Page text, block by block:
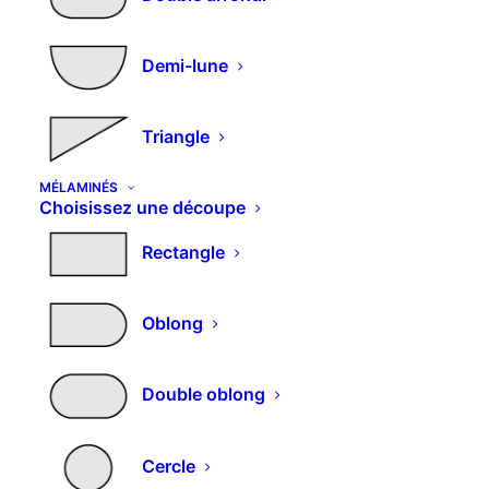
Demi-lune
Triangle
MÉLAMINÉS
Choisissez une découpe
Rectangle
Oblong
Double oblong
Cercle
également aux panneaux de particules.
Vous aimerez peut-être aussi…